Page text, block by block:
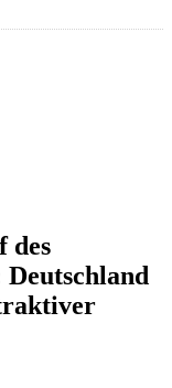
des
Deutschland